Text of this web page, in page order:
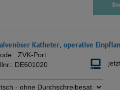
Katheter, operative
ZVK-Port
DE601020